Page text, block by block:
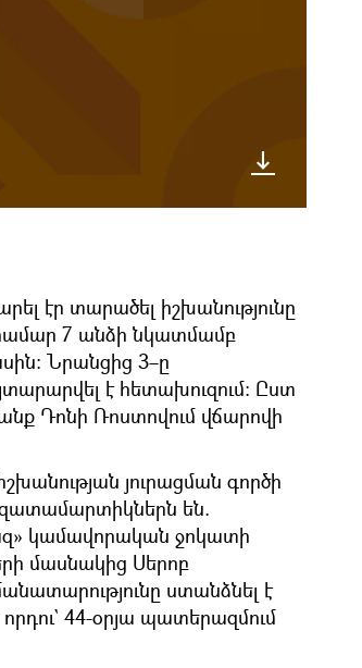
էր տարածել իշխանությունը
7 անձի նկատմամբ
Նրանցից 3–ը
է հետախուզում։ Ըստ
Դոնի Ռոստովում վճարովի
յուրացման գործի
են.
կամավորական ջոկատի
մասնակից Սերոբ
ստանձնել է
44-օրյա պատերազմում